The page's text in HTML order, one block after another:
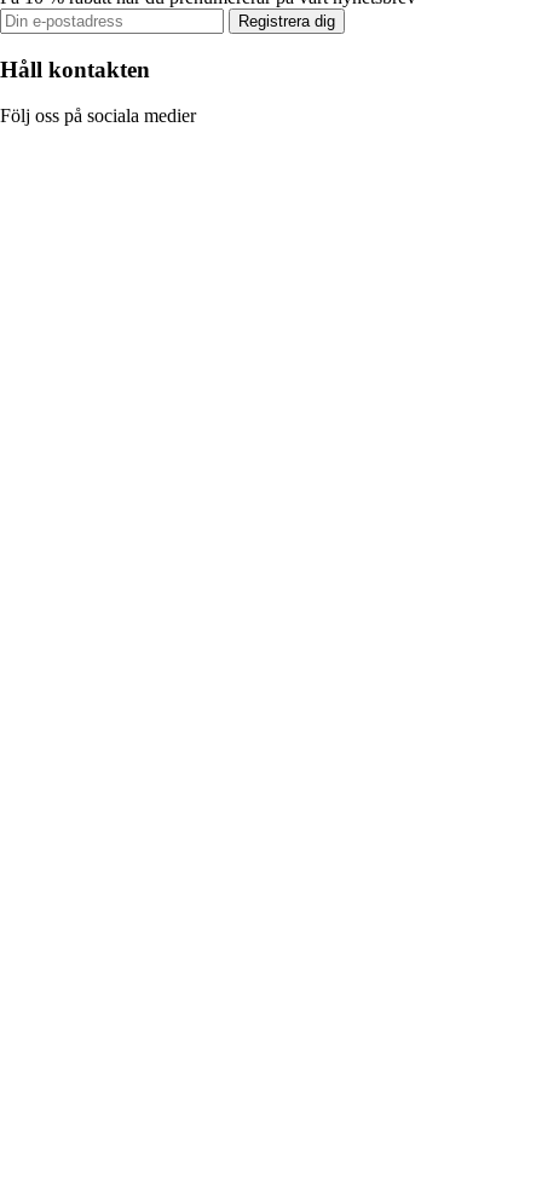
Registrera dig
Håll kontakten
Följ oss på sociala medier